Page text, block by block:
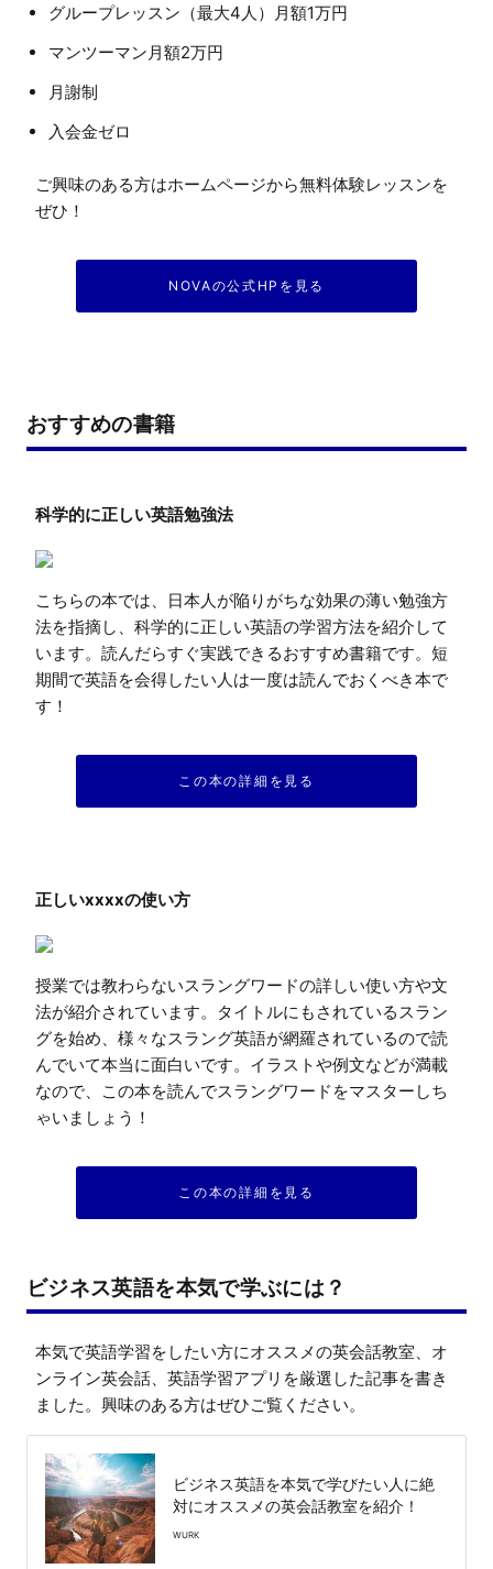
グループレッスン（最大4人）月額1万円
マンツーマン月額2万円
月謝制
入会金ゼロ
ご興味のある方はホームページから無料体験レッスンを
NOVAの公式HPを見る
おすすめの書籍
こちらの本では、日本人が陥りがちな効果の薄い勉強方
法を指摘し、科学的に正しい英語の学習方法を紹介して
います。読んだらすぐ実践できるおすすめ書籍です。短
期間で英語を会得したい人は一度は読んでおくべき本で
す！
この本の詳細を見る
授業では教わらないスラングワードの詳しい使い方や文
法が紹介されています。タイトルにもされているスラン
グを始め、様々なスラング英語が網羅されているので読
んでいて本当に面白いです。イラストや例文などが満載
なので、この本を読んでスラングワードをマスターしち
ゃいましょう！
この本の詳細を見る
ビジネス英語を本気で学ぶには？
本気で英語学習をしたい方にオススメの英会話教室、オ
ンライン英会話、英語学習アプリを厳選した記事を書き
ました。興味のある方はぜひご覧ください。
ビジネス英語を本気で学びたい人に絶
対にオススメの英会話教室を紹介！
WURK